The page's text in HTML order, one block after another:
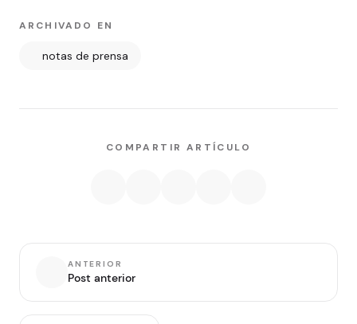
ARCHIVADO EN
notas de prensa
COMPARTIR ARTÍCULO
ANTERIOR
Post anterior